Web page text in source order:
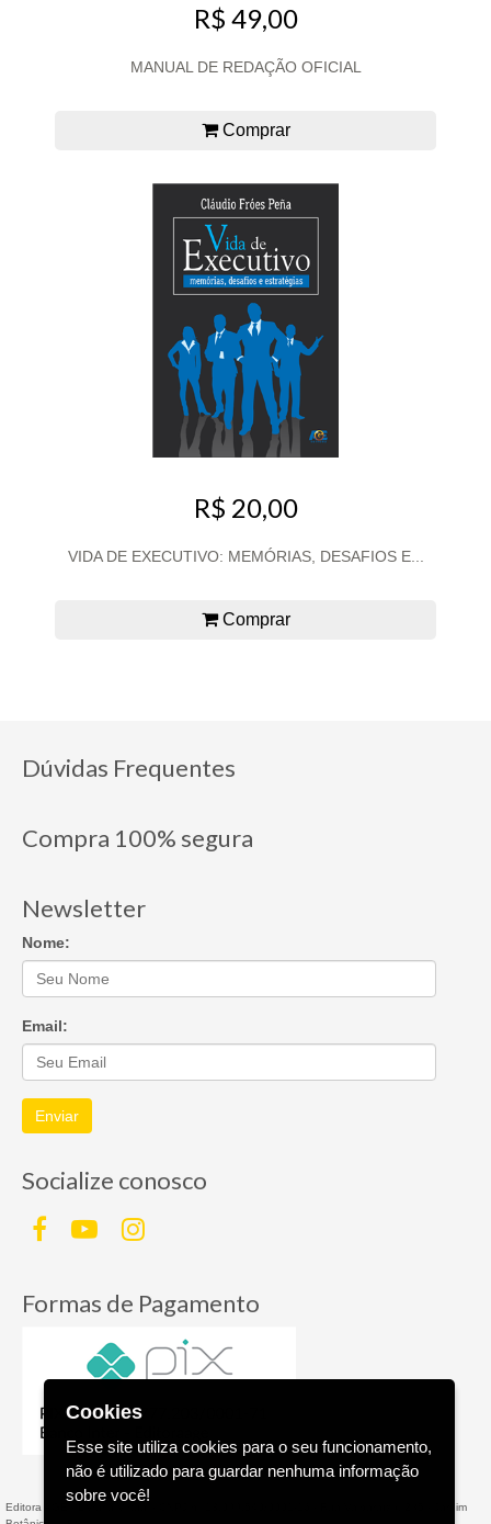
R$ 49,00
MANUAL DE REDAÇÃO OFICIAL
Comprar
R$ 20,00
VIDA DE EXECUTIVO: MEMÓRIAS, DESAFIOS E...
Comprar
Dúvidas Frequentes
Compra 100% segura
Newsletter
Nome:
Email:
Enviar
Socialize conosco
Formas de Pagamento
Editora AGE - Livraria Virtual - CNPJ n° 13.099.540/0001-16 - Rua Valparaíso, 285 - Jardim
Cookies
Esse site utiliza cookies para o seu funcionamento,
não é utilizado para guardar nenhuma informação
sobre você!